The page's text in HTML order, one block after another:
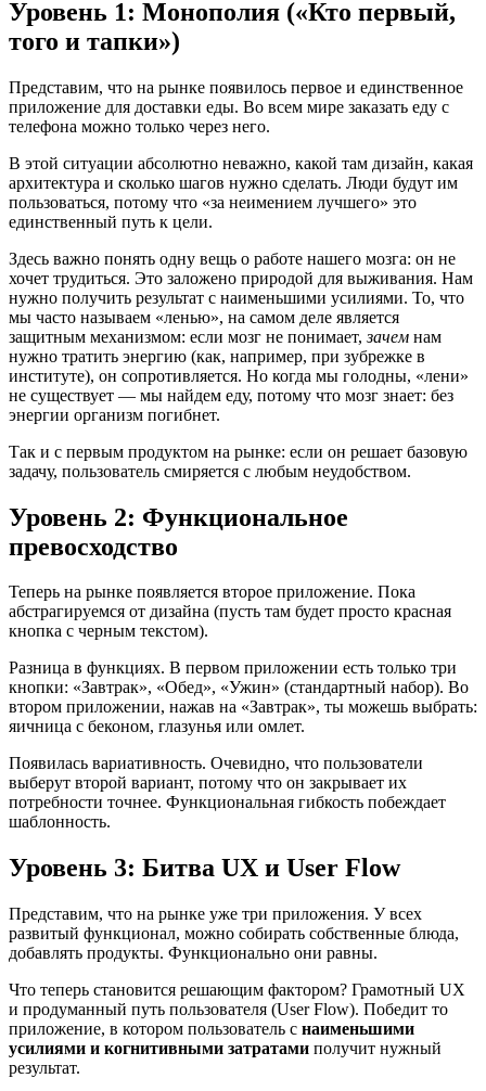
Уровень 1: Монополия («Кто первый,
того и тапки»)
Представим, что на рынке появилось первое и единственное
приложение для доставки еды. Во всем мире заказать еду с
телефона можно только через него.
В этой ситуации абсолютно неважно, какой там дизайн, какая
архитектура и сколько шагов нужно сделать. Люди будут им
пользоваться, потому что «за неимением лучшего» это
единственный путь к цели.
Здесь важно понять одну вещь о работе нашего мозга: он не
хочет трудиться. Это заложено природой для выживания. Нам
нужно получить результат с наименьшими усилиями. То, что
мы часто называем «ленью», на самом деле является
защитным механизмом: если мозг не понимает,зачем нам
нужно тратить энергию (как, например, при зубрежке в
институте), он сопротивляется. Но когда мы голодны, «лени»
не существует — мы найдем еду, потому что мозг знает: без
энергии организм погибнет.
Так и с первым продуктом на рынке: если он решает базовую
задачу, пользователь смиряется с любым неудобством.
Уровень 2: Функциональное
превосходство
Теперь на рынке появляется второе приложение. Пока
абстрагируемся от дизайна (пусть там будет просто красная
кнопка с черным текстом).
Разница в функциях. В первом приложении есть только три
кнопки: «Завтрак», «Обед», «Ужин» (стандартный набор). Во
втором приложении, нажав на «Завтрак», ты можешь выбрать:
яичница с беконом, глазунья или омлет.
Появилась вариативность. Очевидно, что пользователи
выберут второй вариант, потому что он закрывает их
потребности точнее. Функциональная гибкость побеждает
шаблонность.
Уровень 3: Битва UX и User Flow
Представим, что на рынке уже три приложения. У всех
развитый функционал, можно собирать собственные блюда,
добавлять продукты. Функционально они равны.
Что теперь становится решающим фактором? Грамотный UX
и продуманный путь пользователя (User Flow). Победит то
приложение, в котором пользователь с наименьшими
усилиями и когнитивными затратами получит нужный
результат.